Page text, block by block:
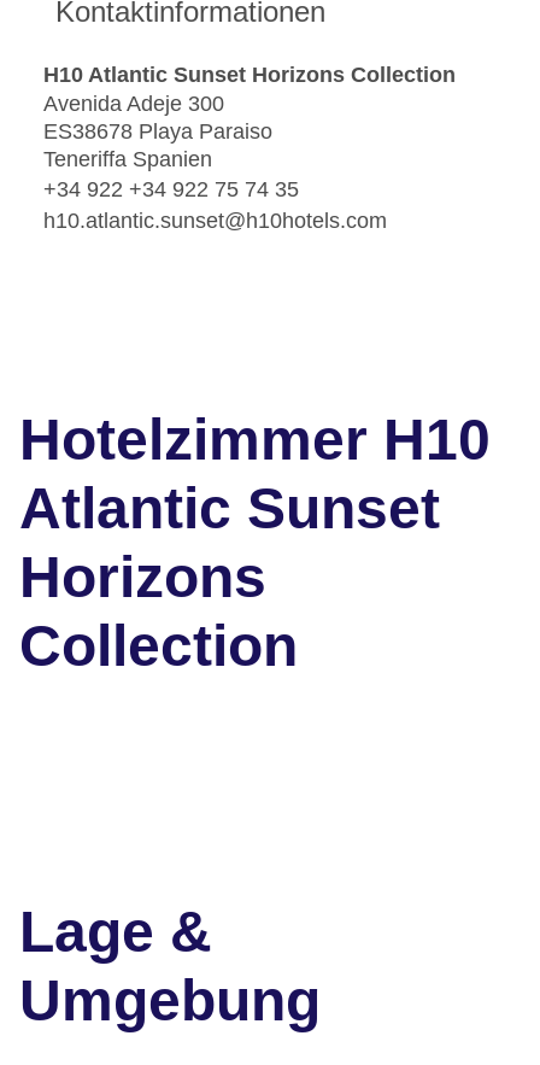
Kontaktinformationen
H10 Atlantic Sunset Horizons Collection
Avenida Adeje 300
ES38678 Playa Paraiso
Teneriffa Spanien
+34 922 +34 922 75 74 35
h10.atlantic.sunset@h10hotels.com
Hotelzimmer H10
Atlantic Sunset
Horizons
Collection
Lage &
Umgebung